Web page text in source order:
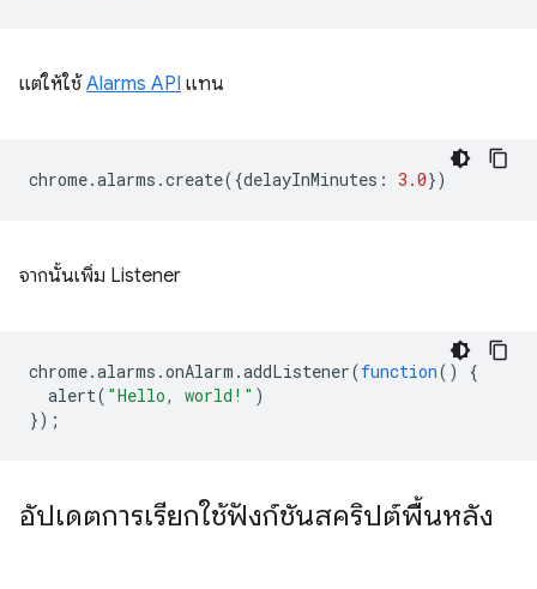
แต่ให้ใช้ Alarms API แทน
chrome.alarms .create({delayInMinutes : 3.0})
จากนั้นเพิ่ม Listener
chrome.alarms .onAlarm .addListener(function()
{
alert( "Hello, world!" )
});
อัปเดตการเรียกใช้ฟังก์ชันสคริปต์พื้นหลัง